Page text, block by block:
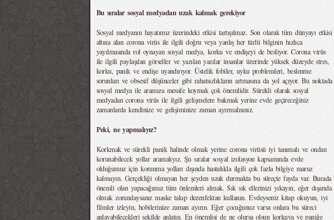
Bu sıralar sosyal medyadan uzak kalmak gerekiyor
Sosyal medyanın hayatımız üzerindeki etkisi tartışılmaz. Son olarak tüm dünyayı etkisi
altına alan corona virüs ile ilgili doğru veya yanlış her türlü bilginin hızlıca
yayılmasında rol oynayan sosyal medya, korku ve endişeyi de besliyor. Corona virüs
ile ilgili paylaşılan görseller ve yazılan yazılar insanlar üzerinde yüksek düzeyde stres,
korku, panik ve endişe uyandırıyor. Üstelik fobiler, uyku problemleri, beslenme
sorunları ve obsesif düşünceler gibi rahatsızlıkların artmasına da yol açıyor. Bu noktada
sosyal medya ile aramıza mesafe koymak çok önemlidir. Sürekli olarak sosyal
medyadan corona virüs ile ilgili gelişmelere bakmak yerine evde geçireceğiniz
zamanlarda kendinize ve gelişiminize zaman ayırmalısınız.
Peki, ne yapmalıyız?
Korkmak ve sürekli panik halinde olmak yerine corona virüsü iyi tanımalı ve ondan
korunabilecek yollar aramalıyız. Şu sıralar sosyal izolasyon kapsamında evde
olduğumuz için korunma yolları dışında hastalıkla ilgili çok fazla bilgiye maruz
kalmayın. Gerçekliği olmayan her şeyden uzak durmakta bu süreçte fayda var. Burada
önemli olan yapacağımız tüm önlemleri almak. Sık sık ellerinizi yıkayın, eğer dışarıda
olmak zorundaysanız maske takıp dezenfektan kullanın. Evdeyseniz kitap okuyun, iyi
filmler izleyin, hobilerinize zaman ayırın. Eğer çocuğunuz varsa onlara bu süreci
anlayabilecekleri şekilde anlatın. En önemlisi de ne olursa olsun korkuya ve paniğe